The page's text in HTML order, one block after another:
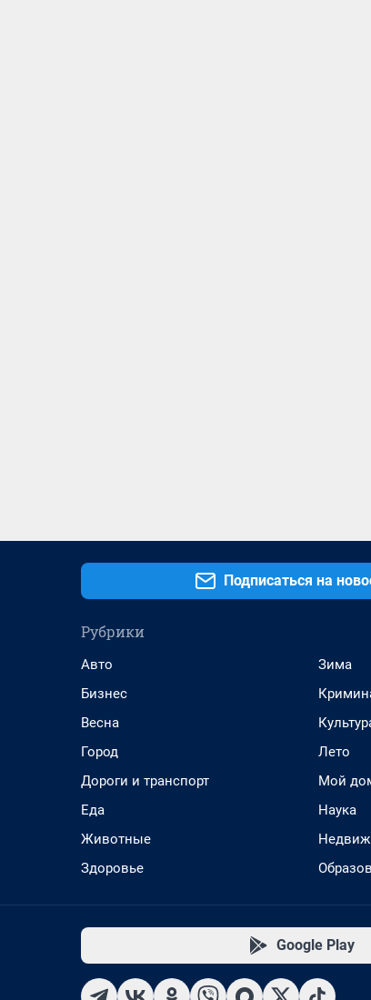
Подписаться на
Рубрики
Авто
Бизнес
Весна
Город
Дороги и транспорт
Еда
Животные
Здоровье
Зима
Лето
Мой
Наука
Google Play